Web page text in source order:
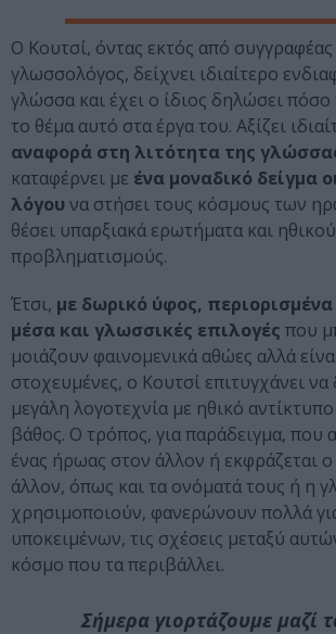
O Koυτσί, όντας εκτός από συγγραφέας
γλωσσολόγος, δείχνει ιδιαίτερο
γλώσσα και έχει ο ίδιος δηλώσει
το θέμα αυτό στα έργα του. Aξίζει
αναφορά στη λιτότητα της
καταφέρνει με ένα μοναδικό δείγμα
λόγου να στήσει τους κόσμους των
θέσει υπαρξιακά ερωτήματα και
προβληματισμούς.
Έτσι, με δωρικό ύφος,
μέσα και γλωσσικές επιλογές που
μοιάζουν φαινομενικά αθώες αλλά
στοχευμένες, ο Κουτσί επιτυγχάνει
μεγάλη λογοτεχνία με ηθικό
βάθος. Ο τρόπος, για παράδειγμα, που
ένας ήρωας στον άλλον ή εκφράζεται ο
άλλον, όπως και τα ονόματά τους ή η
χρησιμοποιούν, φανερώνουν πολλά
υποκειμένων, τις σχέσεις μεταξύ
κόσμο που τα περιβάλλει.
Σήμερα γιορτάζουμε μαζί